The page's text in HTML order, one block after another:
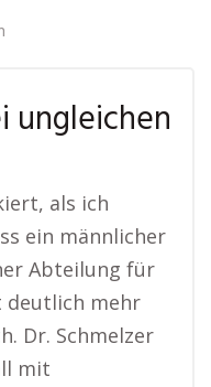
ungleichen
als ich
ein männlicher
Abteilung für
deutlich mehr
Dr. Schmelzer
mit